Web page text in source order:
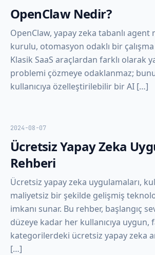
OpenClaw Nedir?
OpenClaw, yapay zeka tabanlı
kurulu, otomasyon odaklı bir çalışma
Klasik SaaS araçlardan farklı olarak
problemi çözmeye odaklanmaz;
kullanıcıya özelleştirilebilir bir AI […]
2024-08-07
Ücretsiz Yapay Zeka
Rehberi
Ücretsiz yapay zeka uygulamaları,
maliyetsiz bir şekilde gelişmiş
imkanı sunar. Bu rehber, başlangıç
düzeye kadar her kullanıcıya uygun,
kategorilerdeki ücretsiz yapay zeka
[…]